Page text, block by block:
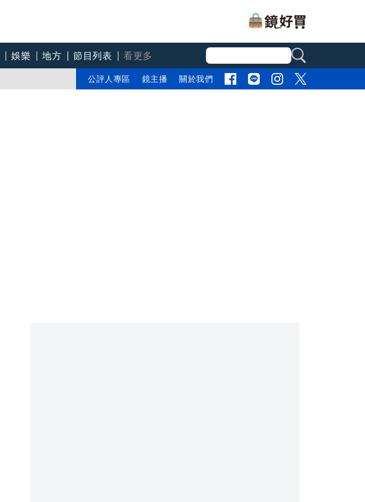
娛樂 地方 節目列表
看更多
公評人專區 鏡主播 關於我們